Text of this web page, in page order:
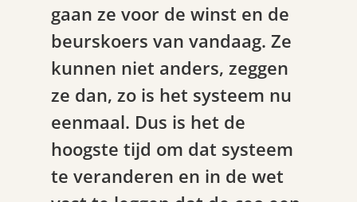
gaan ze voor de winst en de
beurskoers van vandaag. Ze
kunnen niet anders, zeggen
ze dan, zo is het systeem nu
eenmaal. Dus is het de
hoogste tijd om dat systeem
te veranderen en in de wet